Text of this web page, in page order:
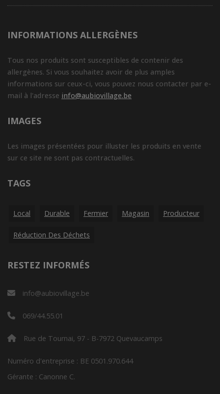
INFORMATIONS ALLERGÈNES
Tous nos produits sont susceptibles de contenir des
allergènes. Si vous souhaitez avoir de plus amples
informations sur ceux-ci, vous pouvez nous contacter par e-
mail à l'adresse info@aubiovillage.be
IMAGES
Les images présentées pour illuster les produits en vente
sur ce site ne sont pas contractuelles.
TAGS
Local Durable Fermier Magasin Producteur
Réduction Des Déchets
RESTEZ INFORMÉS
info@aubiovillage.be
069/44.55.01
Rue de Tournai, 97 - B-7972 Quevaucamps
Numéro d'entreprise : BE 0501.970.644
Gérante : Canonne C.